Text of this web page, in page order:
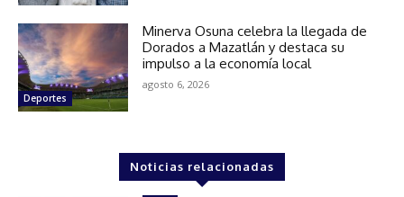
Deportes
Minerva Osuna celebra la llegada de
Dorados a Mazatlán y destaca su
impulso a la economía local
agosto 6, 2026
Noticias relacionadas